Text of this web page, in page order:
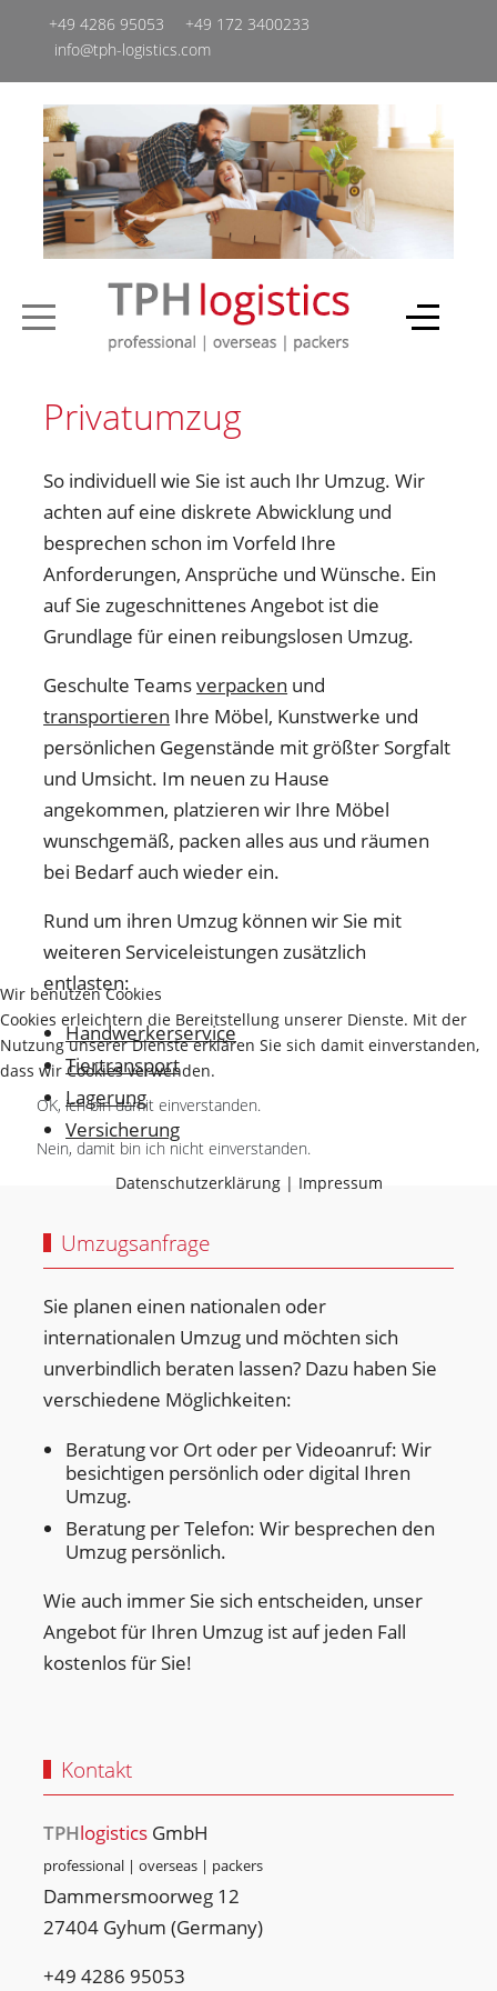
+49 4286 95053
+49 ‭172 3400233‬
info@tph-logistics.com
Privatumzug
So individuell wie Sie ist auch Ihr Umzug. Wir
achten auf eine diskrete Abwicklung und
besprechen schon im Vorfeld Ihre
Anforderungen, Ansprüche und Wünsche. Ein
auf Sie zugeschnittenes Angebot ist die
Grundlage für einen reibungslosen Umzug.
Geschulte Teamsverpacken und
transportieren Ihre Möbel, Kunstwerke und
persönlichen Gegenstände mit größter Sorgfalt
und Umsicht. Im neuen zu Hause
angekommen, platzieren wir Ihre Möbel
wunschgemäß, packen alles aus und räumen
bei Bedarf auch wieder ein.
Rund um ihren Umzug können wir Sie mit
weiteren Serviceleistungen zusätzlich
entlasten:
Handwerkerservice
Tiertransport
Lagerung
Versicherung
Umzugsanfrage
Sie planen einen nationalen oder
internationalen Umzug und möchten sich
unverbindlich beraten lassen? Dazu haben Sie
verschiedene Möglichkeiten:
Beratung vor Ort oder per Videoanruf: Wir
besichtigen persönlich oder digital Ihren
Umzug.
Beratung per Telefon: Wir besprechen den
Umzug persönlich.
Wie auch immer Sie sich entscheiden, unser
Angebot für Ihren Umzug ist auf jeden Fall
kostenlos für Sie!
Kontakt
TPHlogistics GmbH
professional | overseas | packers
Dammersmoorweg 12
27404 Gyhum (Germany)
+49 4286 95053
Wir benutzen Cookies
Cookies erleichtern die Bereitstellung unserer Dienste. Mit der
Nutzung unserer Dienste erklären Sie sich damit einverstanden,
dass wir Cookies verwenden.
OK, ich bin damit einverstanden.
Nein, damit bin ich nicht einverstanden.
Datenschutzerklärung| Impressum